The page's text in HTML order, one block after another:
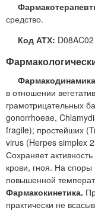
средство.
Код АТХ: D08AC02
в отношении
грамотрицательных
gonorrhoeae,
fragile); простейших
virus (Herpes simplex
Сохраняет
крови, гноя. На споры
повышенной
Фармакокинетика.
практически не